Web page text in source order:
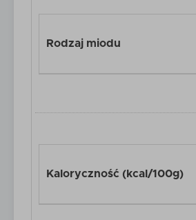
Rodzaj miodu
Kaloryczność (kcal/100g)